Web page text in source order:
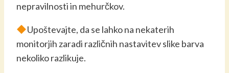
nepravilnosti in mehurčkov.
Upoštevajte, da se lahko na nekaterih
monitorjih zaradi različnih nastavitev slike barva
nekoliko razlikuje.